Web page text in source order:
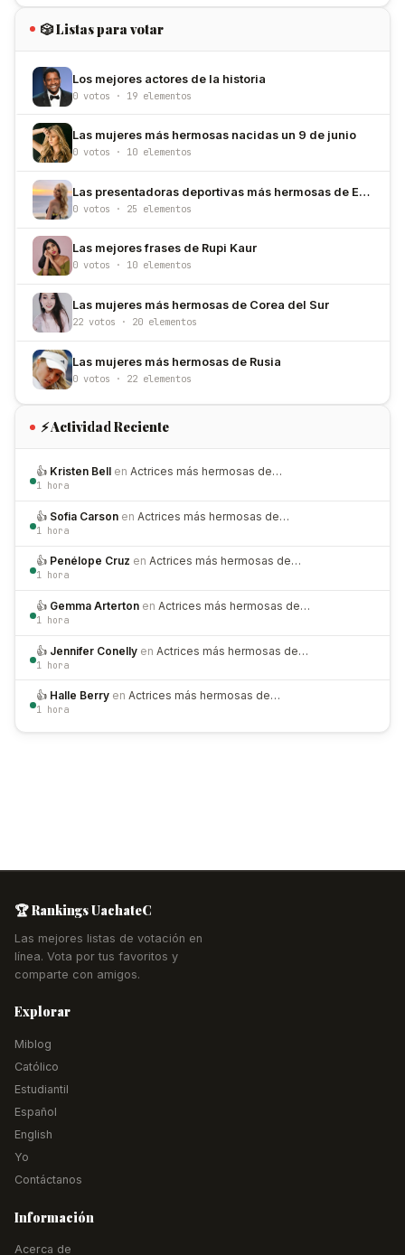
🎲 Listas para votar
Los mejores actores de la historia
0 votos · 19 elementos
Las mujeres más hermosas nacidas un 9 de junio
0 votos · 10 elementos
Las presentadoras deportivas más hermosas de Estados Unidos
0 votos · 25 elementos
Las mejores frases de Rupi Kaur
0 votos · 10 elementos
Las mujeres más hermosas de Corea del Sur
22 votos · 20 elementos
Las mujeres más hermosas de Rusia
0 votos · 22 elementos
⚡ Actividad Reciente
👍 Kristen Bell en Actrices más hermosas de…
1 hora
👍 Sofia Carson en Actrices más hermosas de…
1 hora
👍 Penélope Cruz en Actrices más hermosas de…
1 hora
👍 Gemma Arterton en Actrices más hermosas de…
1 hora
👍 Jennifer Conelly en Actrices más hermosas de…
1 hora
👍 Halle Berry en Actrices más hermosas de…
1 hora
🏆 Rankings UachateC
Las mejores listas de votación en
línea. Vota por tus favoritos y
comparte con amigos.
Explorar
Miblog
Católico
Estudiantil
Español
English
Yo
Contáctanos
Información
Acerca de